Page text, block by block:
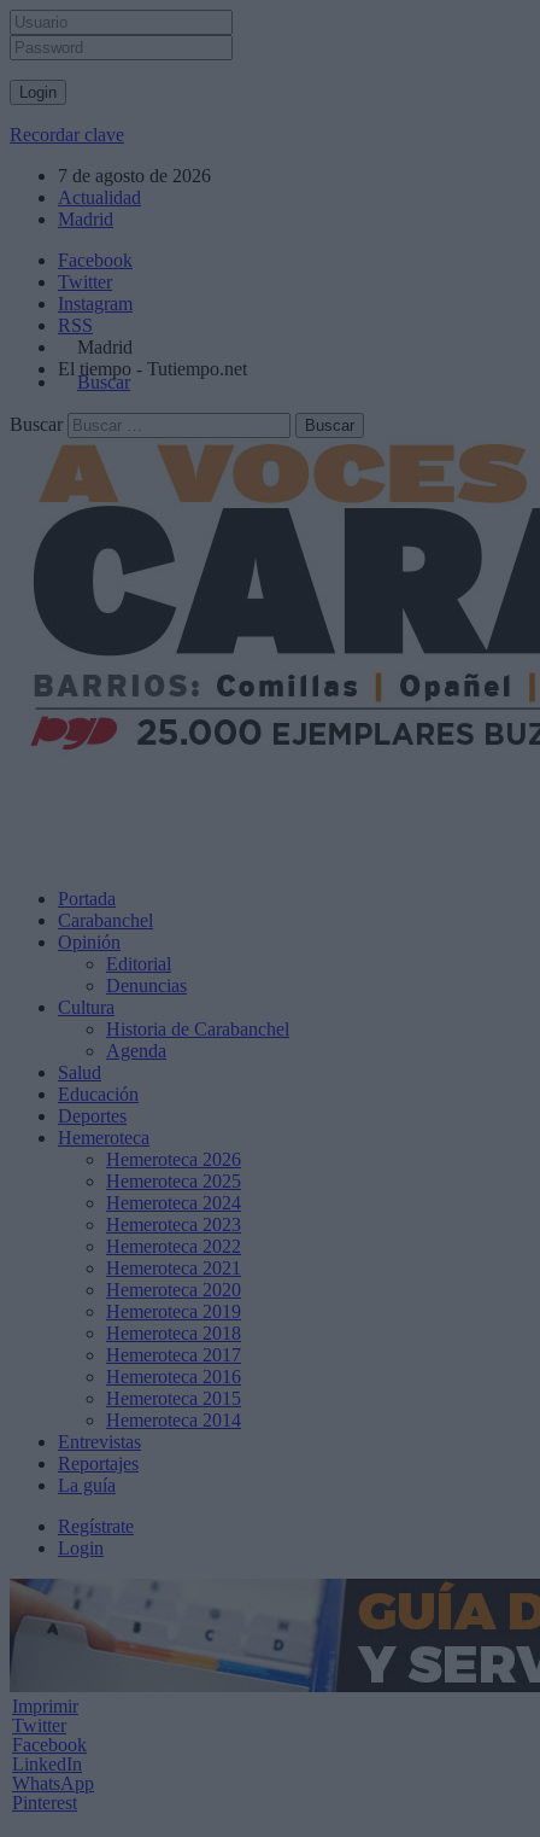
Recordar clave
7 de agosto de 2026
Actualidad
Madrid
Facebook
Twitter
Instagram
RSS
Madrid
El tiempo - Tutiempo.net
Buscar
Buscar
Portada
Carabanchel
Opinión
Editorial
Denuncias
Cultura
Historia de Carabanchel
Agenda
Salud
Educación
Deportes
Hemeroteca
Hemeroteca 2026
Hemeroteca 2025
Hemeroteca 2024
Hemeroteca 2023
Hemeroteca 2022
Hemeroteca 2021
Hemeroteca 2020
Hemeroteca 2019
Hemeroteca 2018
Hemeroteca 2017
Hemeroteca 2016
Hemeroteca 2015
Hemeroteca 2014
Entrevistas
Reportajes
La guía
Regístrate
Login
Imprimir
Twitter
Facebook
LinkedIn
WhatsApp
Pinterest